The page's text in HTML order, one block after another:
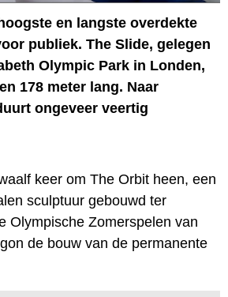
en langste overdekte
publiek. The Slide, gelegen
Olympic Park in Londen,
178 meter lang. Naar
ongeveer veertig
keer om The Orbit heen, een
sculptuur gebouwd ter
Olympische Zomerspelen van
de bouw van de permanente